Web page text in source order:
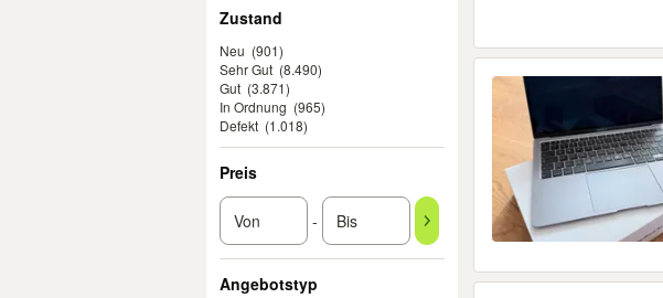
Zustand
Neu (901)
Sehr Gut (8.490)
Gut (3.871)
In Ordnung (965)
Defekt (1.018)
Preis
-
Angebotstyp